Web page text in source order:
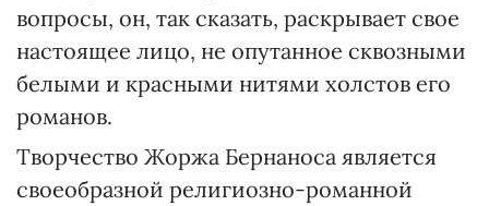
вопросы, он, так сказать, раскрывает свое
настоящее лицо, не опутанное сквозными
белыми и красными нитями холстов его
романов.
Творчество Жоржа Бернаноса является
своеобразной религиозно-романной